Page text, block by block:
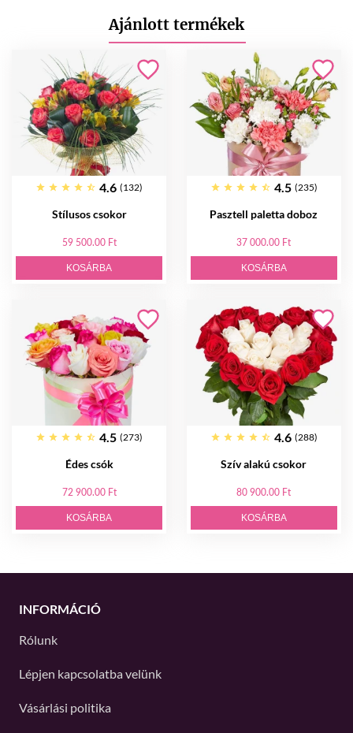
Ajánlott termékek
4.6 (132)
Stílusos csokor
59 500.00 Ft
KOSÁRBA
4.5 (235)
Pasztell paletta doboz
37 000.00 Ft
KOSÁRBA
4.5 (273)
Édes csók
72 900.00 Ft
KOSÁRBA
4.6 (288)
Szív alakú csokor
80 900.00 Ft
KOSÁRBA
INFORMÁCIÓ
Rólunk
Lépjen kapcsolatba velünk
Vásárlási politika